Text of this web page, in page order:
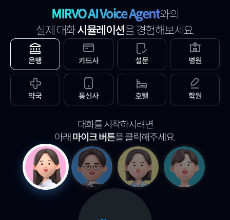
MIRVO AI Voice Agent와의
실제 대화시뮬레이션을 경험해보세요.
은행 카드사 설문 병원
약국 통신사 호텔 학원
대화를 시작하시려면
아래 마이크 버튼을 클릭해주세요.